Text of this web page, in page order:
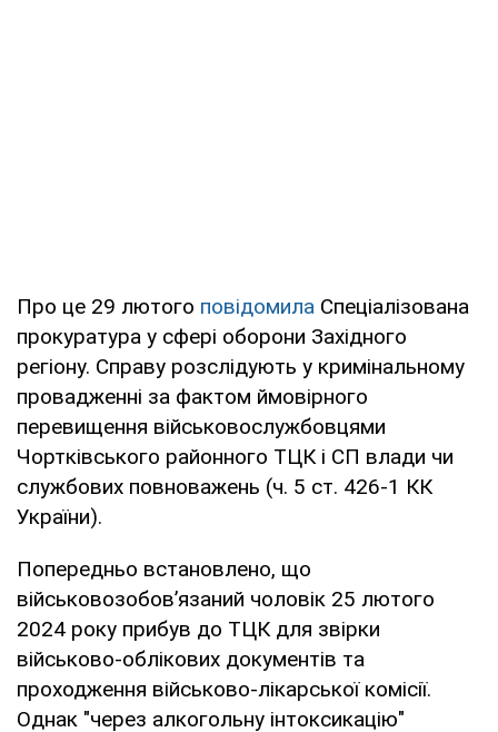
Про це 29 лютого повідомила Спеціалізована
прокуратура у сфері оборони Західного
регіону. Справу розслідують у кримінальному
провадженні за фактом ймовірного
перевищення військовослужбовцями
Чортківського районного ТЦК і СП влади чи
службових повноважень (ч. 5 ст. 426-1 КК
України).
Попередньо встановлено, що
військовозобов’язаний чоловік 25 лютого
2024 року прибув до ТЦК для звірки
військово-облікових документів та
проходження військово-лікарської комісії.
Однак "через алкогольну інтоксикацію"